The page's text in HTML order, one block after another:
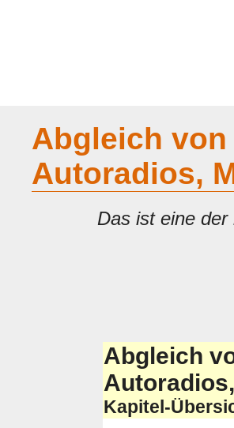
Abgleich
Autoradios,
Das ist eine
Abgleich
Kapitel-